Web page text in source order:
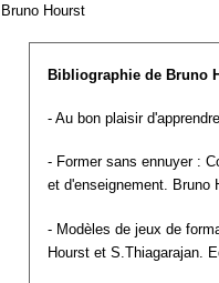
Bruno Hourst
Bibliographie de Bruno
- Au bon plaisir
- Former sans ennuyer :
et d'enseignement. Bruno
- Modèles de jeux de
Hourst et S.Thiagarajan.